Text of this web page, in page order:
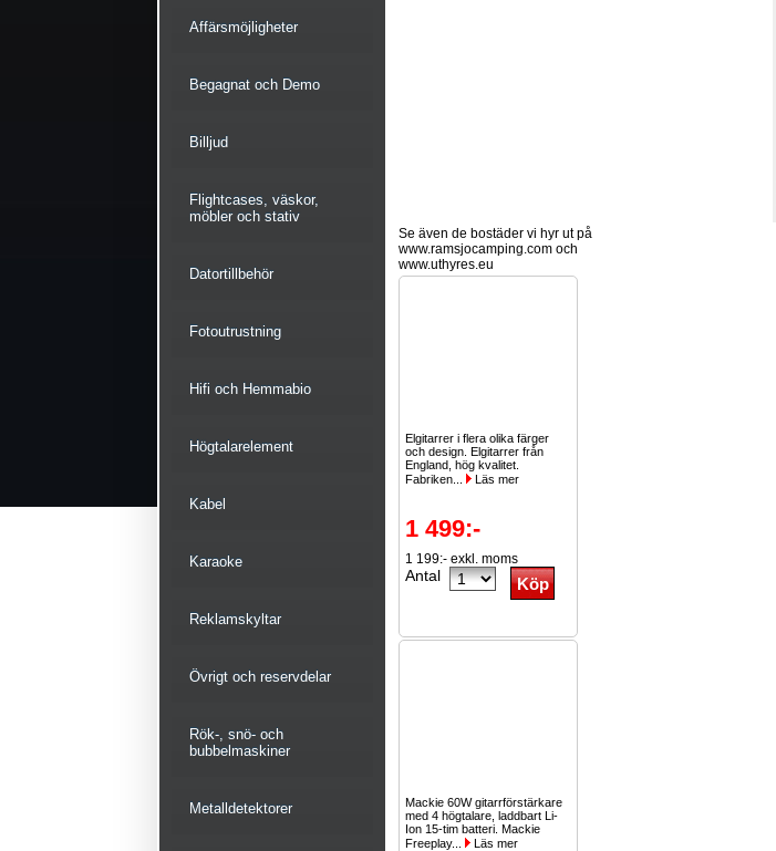
Affärsmöjligheter
Begagnat och Demo
Billjud
Flightcases, väskor,
möbler och stativ
Datortillbehör
Fotoutrustning
Hifi och Hemmabio
Högtalarelement
Kabel
Karaoke
Reklamskyltar
Övrigt och reservdelar
Rök-, snö- och
bubbelmaskiner
Metalldetektorer
Se även de bostäder vi hyr ut på
www.ramsjocamping.com och
www.uthyres.eu
Elgitarrer i flera olika färger
och design. Elgitarrer från
England, hög kvalitet.
Fabriken...
Läs mer
1 499:-
1 199:- exkl. moms
Antal
Mackie 60W gitarrförstärkare
med 4 högtalare, laddbart Li-
Ion 15-tim batteri. Mackie
Freeplay...
Läs mer